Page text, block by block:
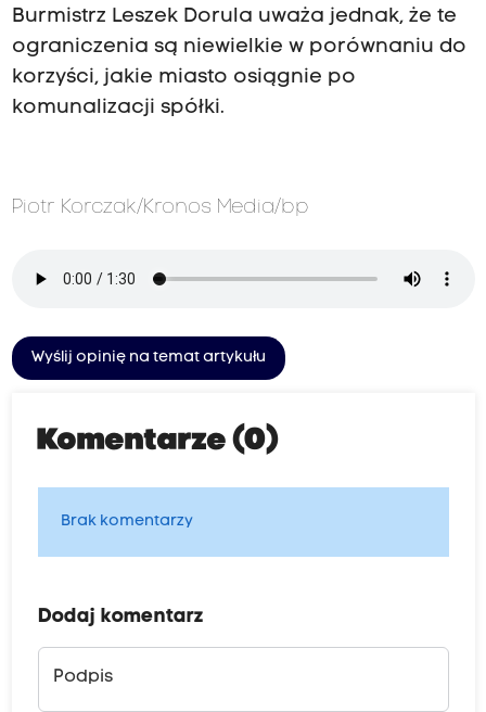
Burmistrz Leszek Dorula uważa jednak, że te
ograniczenia są niewielkie w porównaniu do
korzyści, jakie miasto osiągnie po
komunalizacji spółki.
Piotr Korczak/Kronos Media/bp
Wyślij opinię na temat artykułu
Komentarze (0)
Brak komentarzy
Dodaj komentarz
Podpis